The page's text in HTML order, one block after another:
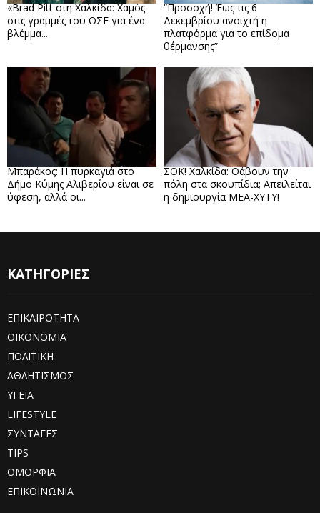
«Brad Pitt στη Χαλκίδα: Χαμός
στις γραμμές του ΟΣΕ για ένα
βλέμμα...
“Προσοχή! Έως τις 6
Δεκεμβρίου ανοιχτή η
πλατφόρμα για το επίδομα
θέρμανσης”
Μπαράκος: Η πυρκαγιά στο
Δήμο Κύμης Αλιβερίου είναι σε
ύφεση, αλλά οι...
ΣΟΚ! Χαλκίδα: Θάβουν την
πόλη στα σκουπίδια; Απειλείται
η δημιουργία ΜΕΑ-ΧΥΤΥ!
ΚΑΤΗΓΟΡΙΕΣ
ΕΠΙΚΑΙΡΟΤΗΤΑ
ΟΙΚΟΝΟΜΙΑ
ΠΟΛΙΤΙΚΗ
ΑΘΛΗΤΙΣΜΟΣ
ΥΓΕΙΑ
LIFESTYLE
ΣΥΝΤΑΓΕΣ
TIPS
ΟΜΟΡΦΙΑ
ΕΠΙΚΟΙΝΩΝΙΑ